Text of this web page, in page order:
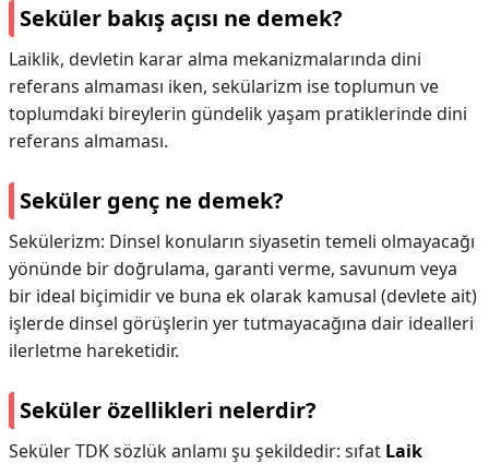
Seküler bakış açısı ne demek?
Laiklik, devletin karar alma mekanizmalarında dini
referans almaması iken, sekülarizm ise toplumun ve
toplumdaki bireylerin gündelik yaşam pratiklerinde dini
referans almaması.
Seküler genç ne demek?
Sekülerizm: Dinsel konuların siyasetin temeli olmayacağı
yönünde bir doğrulama, garanti verme, savunum veya
bir ideal biçimidir ve buna ek olarak kamusal (devlete ait)
işlerde dinsel görüşlerin yer tutmayacağına dair idealleri
ilerletme hareketidir.
Seküler özellikleri nelerdir?
Seküler TDK sözlük anlamı şu şekildedir: sıfat Laik